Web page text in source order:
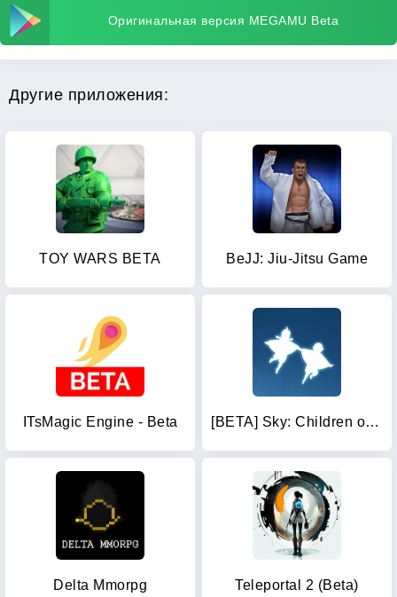
Оригинальная версия MEGAMU Beta
Другие приложения:
TOY WARS BETA BeJJ: Jiu-Jitsu Game
ITsMagic Engine - Beta [BETA] Sky: Children of the Li
Delta Mmorpg Teleportal 2 (Beta)